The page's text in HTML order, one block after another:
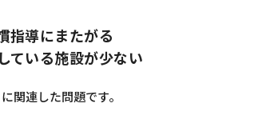
指導にまたがる
ている施設が少ない
関連した問題です。